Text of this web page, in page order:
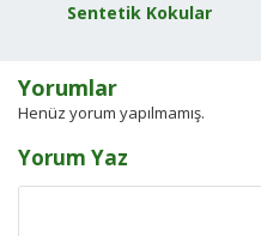
Sentetik Kokular
Yorumlar
Henüz yorum yapılmamış.
Yorum Yaz